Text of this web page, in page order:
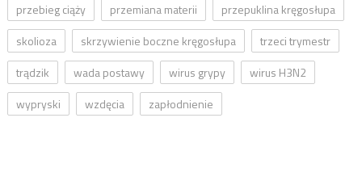
przebieg ciąży
przemiana materii
przepuklina kręgosłupa
skolioza
skrzywienie boczne kręgosłupa
trzeci trymestr
trądzik
wada postawy wirus grypy
wirus H3N2
wypryski
wzdęcia zapłodnienie